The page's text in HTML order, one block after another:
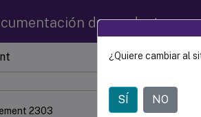
de productos
2303
Este
Profile
¿Quiere cambiar al
SÍ NO